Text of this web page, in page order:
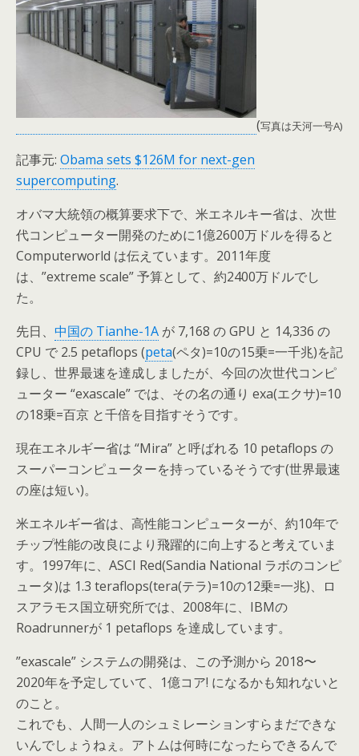
(写真は天河一号A)
記事元: Obama sets $126M for next-gen
supercomputing.
オバマ大統領の概算要求下で、米エネルキー省は、次世
代コンピューター開発のために1億2600万ドルを得ると
Computerworld は伝えています。2011年度
は、”extreme scale” 予算として、約2400万ドルでし
た。
先日、 中国の Tianhe-1A が 7,168 の GPU と 14,336 の
CPU で 2.5 petaflops (peta(ペタ)=10の15乗=一千兆)を記
録し、世界最速を達成しましたが、今回の次世代コンピ
ューター “exascale” では、その名の通り exa(エクサ)=10
の18乗=百京 と千倍を目指すそうです。
現在エネルギー省は “Mira” と呼ばれる 10 petaflops の
スーパーコンピューターを持っているそうです(世界最速
の座は短い)。
米エネルギー省は、高性能コンピューターが、約10年で
チップ性能の改良により飛躍的に向上すると考えていま
す。1997年に、ASCI Red(Sandia National ラボのコンピ
ュータ)は 1.3 teraflops(tera(テラ)=10の12乗=一兆)、ロ
スアラモス国立研究所では、2008年に、IBMの
Roadrunnerが 1 petaflops を達成しています。
”exascale” システムの開発は、この予測から 2018〜
2020年を予定していて、1億コア! になるかも知れないと
のこと。
これでも、人間一人のシュミレーションすらまだできな
いんでしょうねぇ。アトムは何時になったらできるんで